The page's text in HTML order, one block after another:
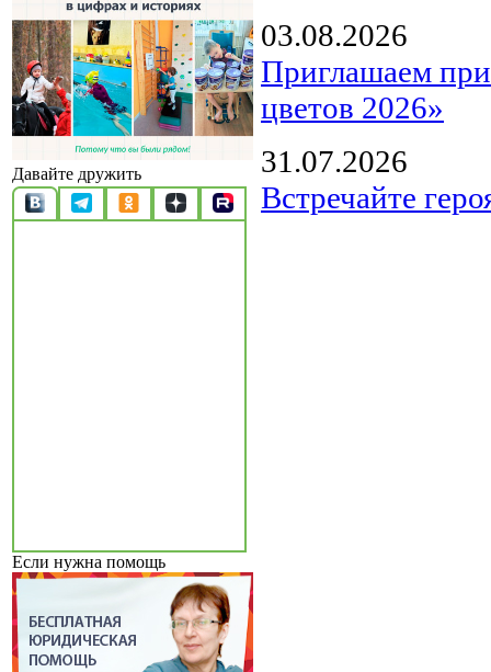
Давайте дружить
Если нужна помощь
03.08.2026
Приглашаем
цветов 2026»
31.07.2026
Встречайте